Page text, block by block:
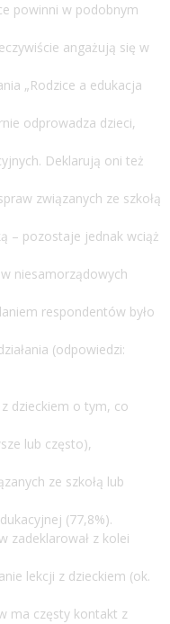
powinni w podobnym
angażują się w
„Rodzice a edukacja
odprowadza dzieci,
Deklarują oni też
związanych ze szkołą
– pozostaje jednak wciąż
niesamorządowych
respondentów było
(odpowiedzi:
dzieckiem o tym, co
lub często),
ze szkołą lub
(77,8%).
zadeklarował z kolei
lekcji z dzieckiem (ok.
ma częsty kontakt z